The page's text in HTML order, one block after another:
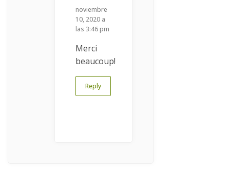
noviembre
10, 2020 a
las 3:46 pm
Merci
beaucoup!
Reply